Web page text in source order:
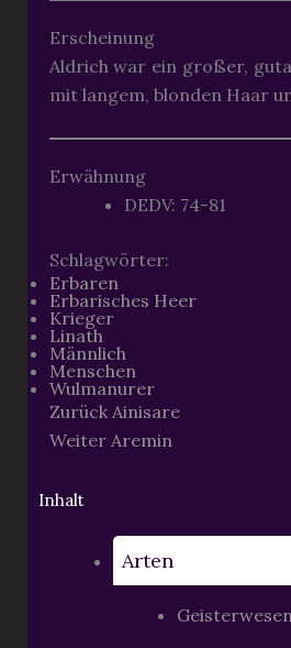
Arten
Erscheinung
Aldrich war ein großer,
mit langem, blonden Haar
Erwähnung
DEDV: 74-81
Schlagwörter:
Erbaren
Erbarisches Heer
Krieger
Linath
Männlich
Menschen
Wulmanurer
Zurück Ainisare
Weiter Aremin
Inhalt